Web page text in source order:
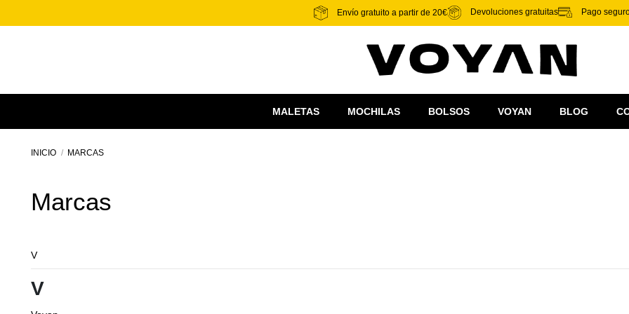
Envío gratuito a partir de 20€ Devoluciones gratuitas Pago
MALETAS MOCHILAS BOLSOS VOYAN BLOG
INICIO MARCAS
Marcas
V
V